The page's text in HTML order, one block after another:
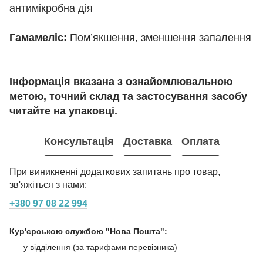
антимікробна дія
Гамамеліс: Пом’якшення, зменшення запалення
Інформація вказана з ознайомлювальною
метою, точний склад та застосування засобу
читайте на упаковці.
Консультація Доставка Оплата
При виникненні додаткових запитань про товар,
зв'яжіться з нами:
+380 97 08 22 994
Кур'єрською службою "Нова Пошта":
у відділення (за тарифами перевізника)